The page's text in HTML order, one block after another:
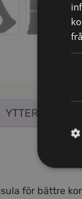
YTTERLIGARE
för bättre